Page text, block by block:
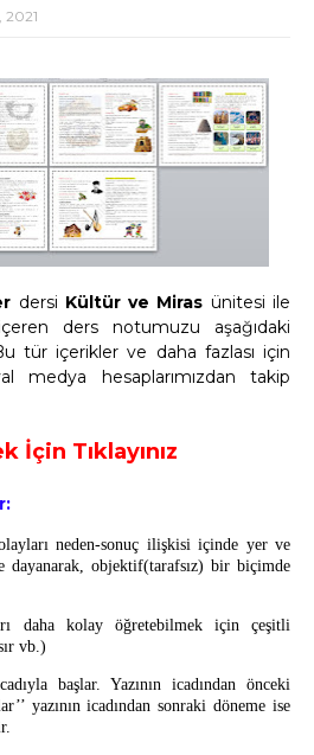
2021
dersi Kültür ve Miras ünitesi ile
ders notumuzu aşağıdaki
tür içerikler ve daha fazlası için
medya hesaplarımızdan takip
İçin Tıklayınız
neden-sonuç ilişkisi içinde yer ve
dayanarak, objektif(tarafsız) bir biçimde
daha kolay öğretebilmek için çeşitli
vb.)
başlar. Yazının icadından önceki
yazının icadından sonraki döneme ise